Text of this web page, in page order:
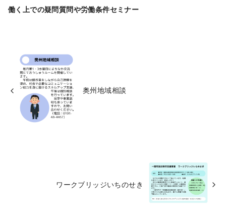
働く上での疑問質問や労働条件セミナー
奥州地域相談
ワークブリッジいちのせき